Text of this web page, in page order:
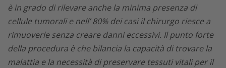
è in grado di rilevare anche la minima presenza di
cellule tumorali e nell’ 80% dei casi il chirurgo riesce a
rimuoverle senza creare danni eccessivi. Il punto forte
della procedura è che bilancia la capacità di trovare la
malattia e la necessità di preservare tessuti vitali per il